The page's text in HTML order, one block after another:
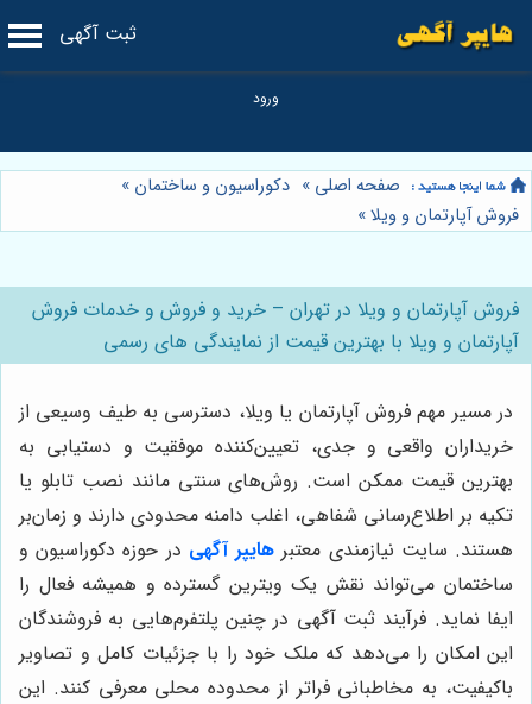
ثبت آگهی
صفحه اصلی » دکوراسیون و ساختمان »
فروش آپارتمان و ویلا»
فروش آپارتمان و ویلا در تهران – خرید و فروش و خدمات فروش
آپارتمان و ویلا با بهترین قیمت از نمایندگی های رسمی
در مسیر مهم فروش آپارتمان یا ویلا، دسترسی به طیف وسیعی از
خریداران واقعی و جدی، تعیین‌کننده موفقیت و دستیابی به
بهترین قیمت ممکن است. روش‌های سنتی مانند نصب تابلو یا
تکیه بر اطلاع‌رسانی شفاهی، اغلب دامنه محدودی دارند و زمان‌بر
هستند. سایت نیازمندی معتبر هایپر آگهی در حوزه دکوراسیون و
ساختمان می‌تواند نقش یک ویترین گسترده و همیشه فعال را
ایفا نماید. فرآیند ثبت آگهی در چنین پلتفرم‌هایی به فروشندگان
این امکان را می‌دهد که ملک خود را با جزئیات کامل و تصاویر
باکیفیت، به مخاطبانی فراتر از محدوده محلی معرفی کنند. این